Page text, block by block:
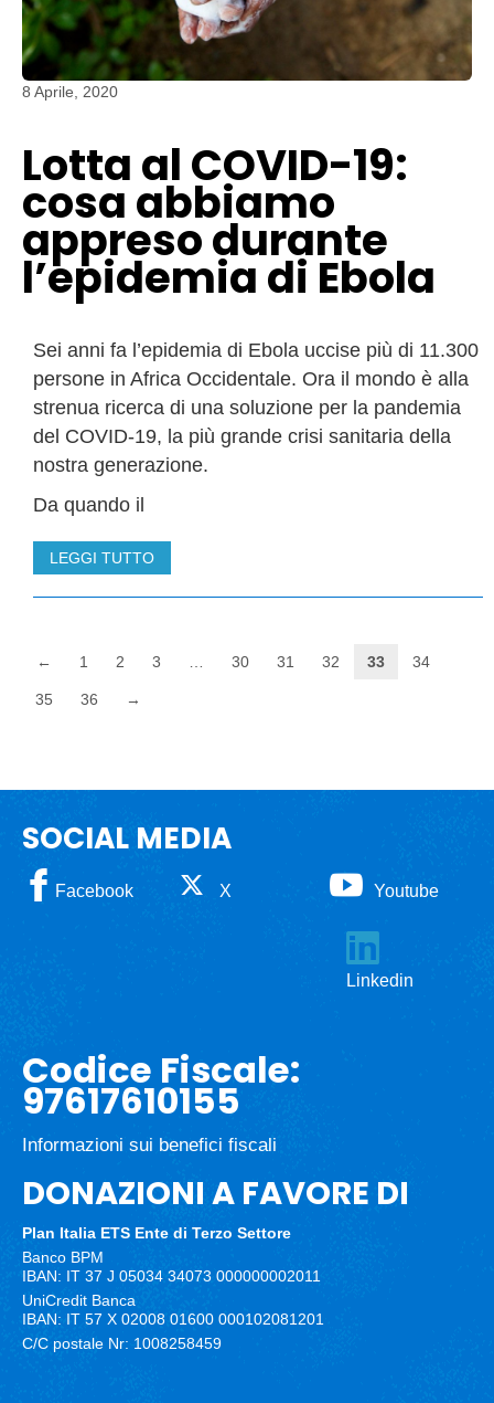
8 Aprile, 2020
Lotta al COVID-19:
cosa abbiamo
appreso durante
l’epidemia di Ebola
Sei anni fa l’epidemia di Ebola uccise più di 11.300
persone in Africa Occidentale. Ora il mondo è alla
strenua ricerca di una soluzione per la pandemia
del COVID-19, la più grande crisi sanitaria della
nostra generazione.
Da quando il
LEGGI TUTTO
← 1 2 3 30 31 32 33 34
35 36 →
SOCIAL MEDIA
Facebook X Youtube
Linkedin
Codice Fiscale:
97617610155
Informazioni sui benefici fiscali
DONAZIONI A FAVORE DI
Plan Italia ETS Ente di Terzo Settore
Banco BPM
IBAN: IT 37 J 05034 34073 000000002011
UniCredit Banca
IBAN: IT 57 X 02008 01600 000102081201
C/C postale Nr: 1008258459